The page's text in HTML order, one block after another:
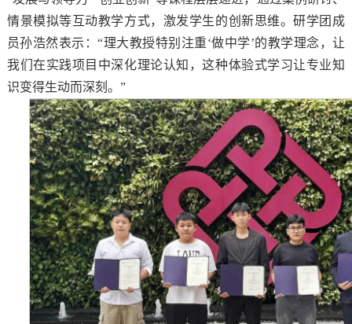
情景模拟等互动教学方式，激发学生的创新思维。研学团成
员孙浩然表示：“理大教授特别注重‘做中学’的教学理念，让
我们在实践项目中深化理论认知，这种体验式学习让专业知
识变得生动而深刻。”